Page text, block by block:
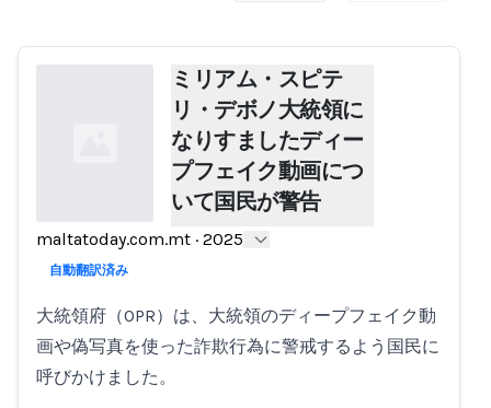
Loading...
ミリアム・スピテ
リ・デボノ大統領に
なりすましたディー
プフェイク動画につ
いて国民が警告
maltatoday.com.mt · 2025
自動翻訳済み
大統領府（OPR）は、大統領のディープフェイク動
画や偽写真を使った詐欺行為に警戒するよう国民に
呼びかけました。